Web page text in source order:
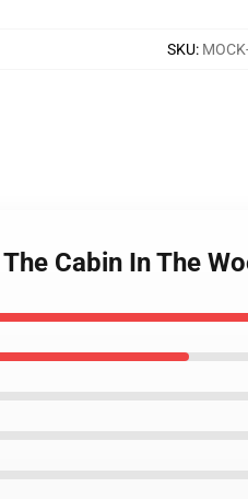
SKU:
Cabin In The